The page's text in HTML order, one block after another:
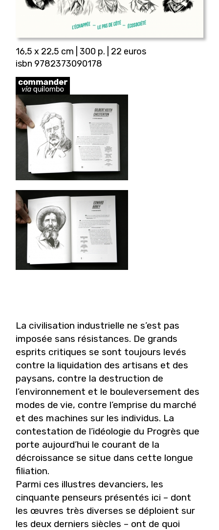
16,5 x 22,5 cm | 300 p. | 22 euros
isbn 9782373090178
La civilisation industrielle ne s’est pas
imposée sans résistances. De grands
esprits critiques se sont toujours levés
contre la liquidation des artisans et des
paysans, contre la destruction de
l’environnement et le bouleversement des
modes de vie, contre l’emprise du marché
et des machines sur les individus. La
contestation de l’idéologie du Progrès que
porte aujourd’hui le courant de la
décroissance se situe dans cette longue
filiation.
Parmi ces illustres devanciers, les
cinquante penseurs présentés ici – dont
les œuvres très diverses se déploient sur
les deux derniers siècles – ont de quoi